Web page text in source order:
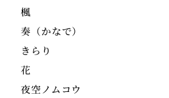
楓
奏（かなで）
きらり
花
夜空ノムコウ